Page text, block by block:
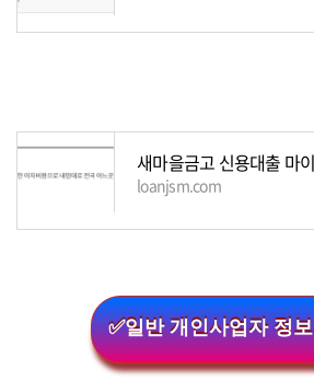
loanjsm.com
✅일반 개인사업자 정